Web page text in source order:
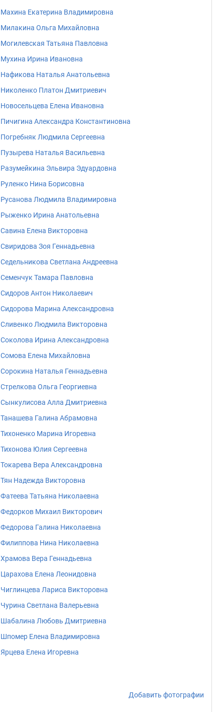
Махина Екатерина Владимировна
Милакина Ольга Михайловна
Могилевская Татьяна Павловна
Мухина Ирина Ивановна
Нафикова Наталья Анатольевна
Николенко Платон Дмитриевич
Новосельцева Елена Ивановна
Пичигина Александра Константиновна
Погребняк Людмила Сергеевна
Пузырева Наталья Васильевна
Разумейкина Эльвира Эдуардовна
Руленко Нина Борисовна
Русанова Людмила Владимировна
Рыженко Ирина Анатольевна
Савина Елена Викторовна
Свиридова Зоя Геннадьевна
Седельникова Светлана Андреевна
Семенчук Тамаpа Павловна
Сидоров Антон Николаевич
Сидорова Марина Александровна
Сливенко Людмила Викторовна
Соколова Ирина Александровна
Сомова Елена Михайловна
Сорокина Наталья Геннадьевна
Стрелкова Ольга Георгиевна
Сынкулисова Алла Дмитриевна
Танашева Галина Абрамовна
Тихоненко Марина Игоревна
Тихонова Юлия Сергеевна
Токарева Вера Александровна
Тян Надежда Викторовна
Фатеева Татьяна Hиколаевна
Федорков Михаил Викторович
Федорова Галина Николаевна
Филиппова Hина Hиколаевна
Храмова Вера Геннадьевна
Царахова Елена Леонидовна
Чиглинцева Лариса Викторовна
Чурина Светлана Валерьевна
Шабалина Любовь Дмитриевна
Шпомер Елена Владимировна
Ярцева Елена Игоревна
Добавить фотографии